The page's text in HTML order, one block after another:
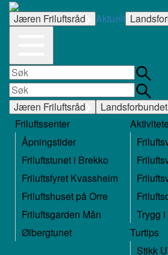
Jæren Friluftsråd Aktuelt
Jæren Friluftsråd
Landsforbundet
Friluftssenter
Åpningstider
Friluftstunet i Brekko
Friluftsfyret Kvassheim
Friluftshuset på Orre
Friluftsgarden Mån
Ølbergtunet
Trygg
Turtips
Stikk